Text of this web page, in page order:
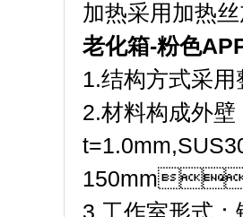
加热采用加热丝
老化箱-粉色
1.结构方式采用
2.材料构成外壁
3.工作室形式